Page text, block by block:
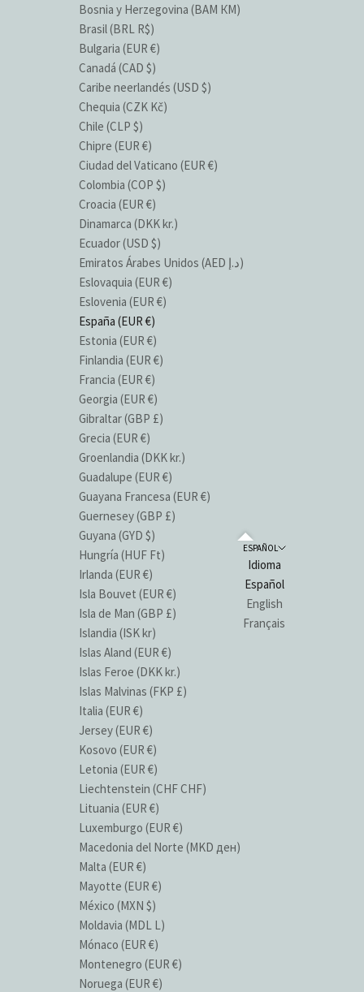
Bosnia y Herzegovina (BAM КМ)
Brasil (BRL R$)
Bulgaria (EUR €)
Canadá (CAD $)
Caribe neerlandés (USD $)
Chequia (CZK Kč)
Chile (CLP $)
Chipre (EUR €)
Ciudad del Vaticano (EUR €)
Colombia (COP $)
Croacia (EUR €)
Dinamarca (DKK kr.)
Ecuador (USD $)
Emiratos Árabes Unidos (AED د.إ)
Eslovaquia (EUR €)
Eslovenia (EUR €)
España (EUR €)
Estonia (EUR €)
Finlandia (EUR €)
Francia (EUR €)
Georgia (EUR €)
Gibraltar (GBP £)
Grecia (EUR €)
Groenlandia (DKK kr.)
Guadalupe (EUR €)
Guayana Francesa (EUR €)
Guernesey (GBP £)
Guyana (GYD $)
Hungría (HUF Ft)
Irlanda (EUR €)
Isla Bouvet (EUR €)
Isla de Man (GBP £)
Islandia (ISK kr)
Islas Aland (EUR €)
Islas Feroe (DKK kr.)
Islas Malvinas (FKP £)
Italia (EUR €)
Jersey (EUR €)
Kosovo (EUR €)
Letonia (EUR €)
Liechtenstein (CHF CHF)
Lituania (EUR €)
Luxemburgo (EUR €)
Macedonia del Norte (MKD ден)
Malta (EUR €)
Mayotte (EUR €)
México (MXN $)
Moldavia (MDL L)
Mónaco (EUR €)
Montenegro (EUR €)
Noruega (EUR €)
ESPAÑOL
Idioma
Español
English
Français